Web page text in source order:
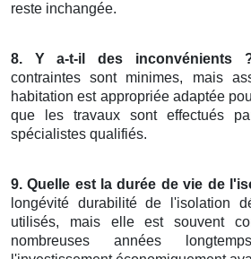
reste inchangée.
8. Y a-t-il des inconvénients
contraintes sont minimes, mais
habitation est appropriée adaptée
que les travaux sont effectués
spécialistes qualifiés.
9. Quelle est la durée de vie de
longévité durabilité de l'isolation
utilisés, mais elle est souvent
nombreuses années